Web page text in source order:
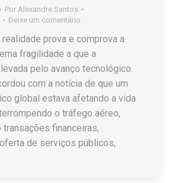
Por Alexandre Santos
Deixe um comentário
prova e comprova a
fragilidade a que a
pelo avanço tecnológico.
com a notícia de que um
global estava afetando a vida
o tráfego aéreo,
financeiras,
de serviços públicos,